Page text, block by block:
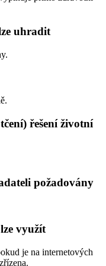
uhradit
řešení životní
požadovány
využít
je na internetových